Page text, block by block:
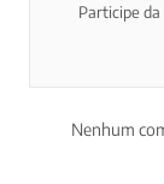
Participe
Nenhum